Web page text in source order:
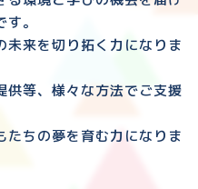
。
未来を切り拓く力になりま
供等、様々な方法でご支援
たちの夢を育む力になりま